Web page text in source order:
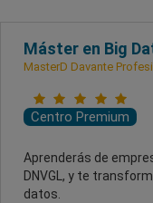
Máster en Big
MasterD Davante
Centro Premium
Aprenderás de
DNVGL, y te
datos.